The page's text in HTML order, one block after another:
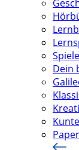
Dein